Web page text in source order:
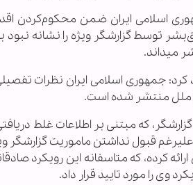
اسلامی ایران ضمن محکوم‌کردن
توسط گزارشگر ویژه را نشانه
جمهوری اسلامی ایران نظرات
منتشر شده است.
گزارشگر، که مبتنی بر اطلاعات غلط
علیرغم قبول نداشتن ماموریت
کرده، که متاسفانه این رویکرد
وی را مورد تایید قرار داد.